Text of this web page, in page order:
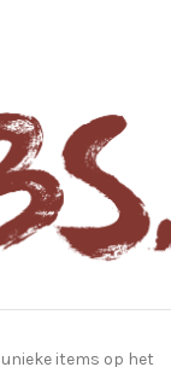
items op het